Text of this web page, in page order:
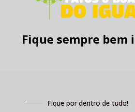
Fique sempre bem
Fique por dentro de tudo!